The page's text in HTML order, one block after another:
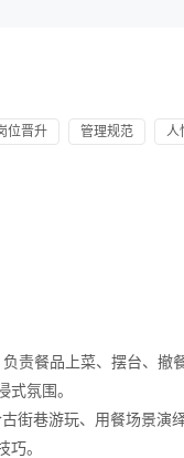
位晋升 管理规范 人
责餐品上菜、摆台、
式氛围。
街巷游玩、用餐场景
巧。